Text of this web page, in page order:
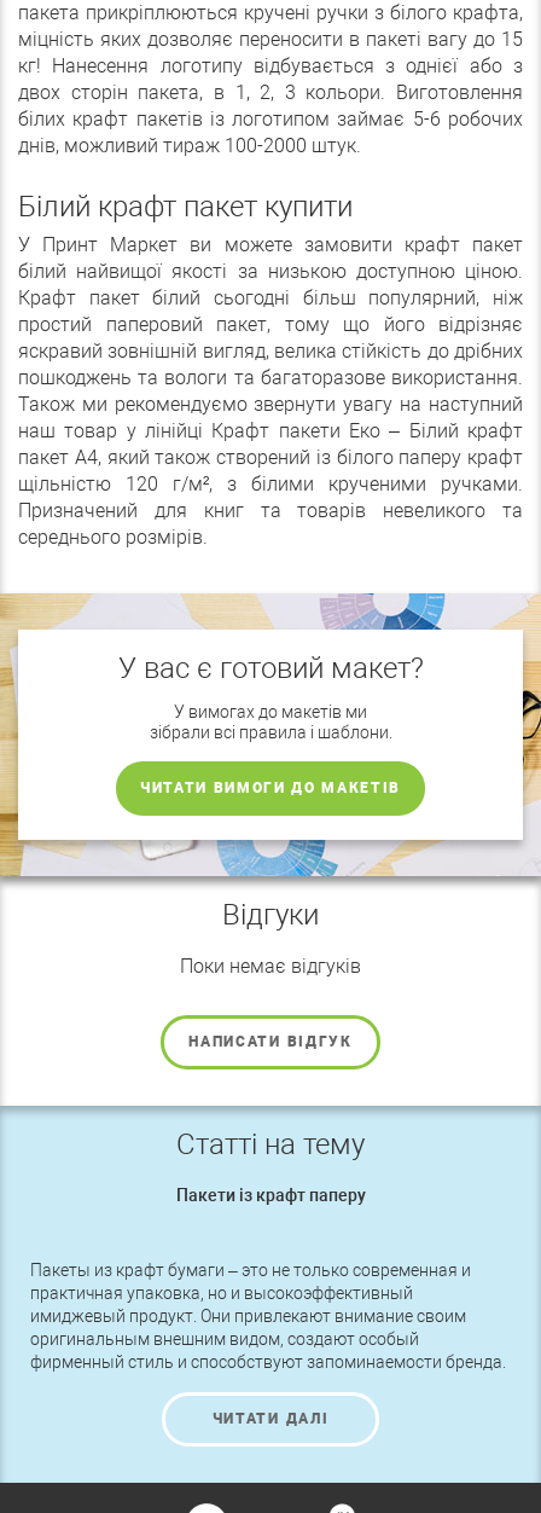
пакета прикріплюються кручені ручки з білого крафта,
міцність яких дозволяє переносити в пакеті вагу до 15
кг! Нанесення логотипу відбувається з однієї або з
двох сторін пакета, в 1, 2, 3 кольори. Виготовлення
білих крафт пакетів із логотипом займає 5-6 робочих
днів, можливий тираж 100-2000 штук.
Білий крафт пакет купити
У Принт Маркет ви можете замовити крафт пакет
білий найвищої якості за низькою доступною ціною.
Крафт пакет білий сьогодні більш популярний, ніж
простий паперовий пакет, тому що його відрізняє
яскравий зовнішній вигляд, велика стійкість до дрібних
пошкоджень та вологи та багаторазове використання.
Також ми рекомендуємо звернути увагу на наступний
наш товар у лінійці Крафт пакети Еко – Білий крафт
пакет А4, який також створений із білого паперу крафт
щільністю 120 г/м², з білими крученими ручками.
Призначений для книг та товарів невеликого та
середнього розмірів.
У вас є готовий макет?
У вимогах до макетів ми
зібрали всі правила і шаблони.
ЧИТАТИ ВИМОГИ ДО МАКЕТІВ
Відгуки
Поки немає відгуків
НАПИСАТИ ВІДГУК
Статті на тему
Пакети із крафт паперу
Пакеты из крафт бумаги – это не только современная и
практичная упаковка, но и высокоэффективный
имиджевый продукт. Они привлекают внимание своим
оригинальным внешним видом, создают особый
фирменный стиль и способствуют запоминаемости бренда.
ЧИТАТИ ДАЛІ